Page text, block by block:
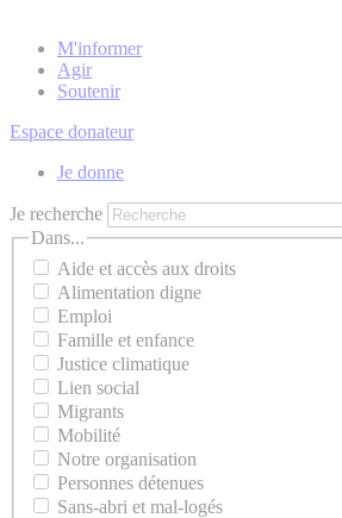
M'informer
Agir
Soutenir
Espace donateur
Je donne
Je recherche
Dans...
Aide et accès aux droits
Alimentation digne
Emploi
Famille et enfance
Justice climatique
Lien social
Migrants
Mobilité
Notre organisation
Personnes détenues
Sans-abri et mal-logés